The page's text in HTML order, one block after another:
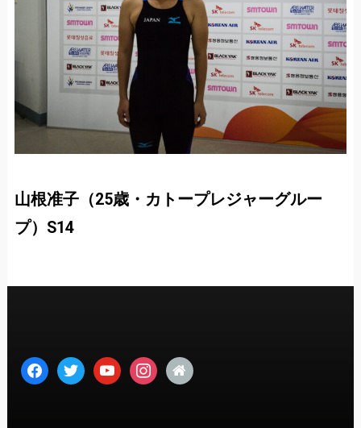
山根准子（25歳・カトープレジャーグルー
プ）S14
facebooktwitter youtubeinstagram
home